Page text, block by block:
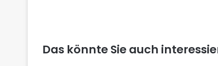
Das könnte Sie auch